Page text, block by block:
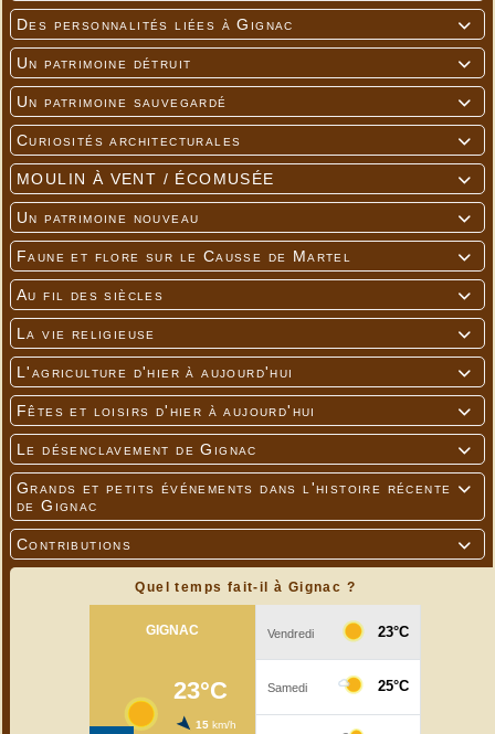

Des personnalités liées à Gignac

Un patrimoine détruit

Un patrimoine sauvegardé

Curiosités architecturales

MOULIN À VENT / ÉCOMUSÉE

Un patrimoine nouveau

Faune et flore sur le Causse de Martel

Au fil des siècles

La vie religieuse

L'agriculture d'hier à aujourd'hui

Fêtes et loisirs d'hier à aujourd'hui

Le désenclavement de Gignac

Grands et petits événements dans l'histoire récente
de Gignac

Contributions
Quel temps fait-il à Gignac ?